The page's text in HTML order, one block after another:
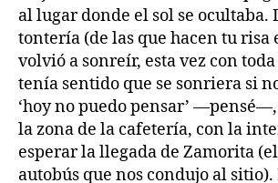
al lugar donde el sol se ocultaba.
tontería (de las que hacen tu risa
volvió a sonreír, esta vez con
tenía sentido que se sonriera si
‘hoy no puedo pensar’
la zona de la cafetería, con la
esperar la llegada de Zamorita
autobús que nos condujo al